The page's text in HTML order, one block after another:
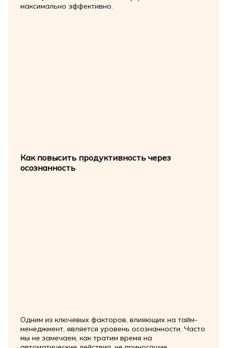
максимально эффективно.
Как повысить продуктивность через
осознанность
Одним из ключевых факторов, влияющих на тайм-
менеджмент, является уровень осознанности. Часто
мы не замечаем, как тратим время на